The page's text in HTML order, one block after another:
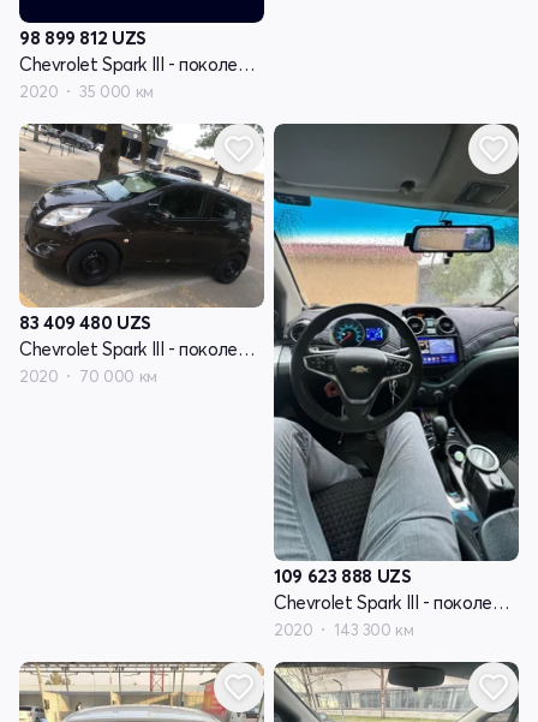
98 899 812 UZS
Chevrolet Spark III - поколение
2020 35 000 км
83 409 480 UZS
Chevrolet Spark III - поколение
2020 70 000 км
109 623 888 UZS
Chevrolet Spark III - поколение
2020 143 300 км